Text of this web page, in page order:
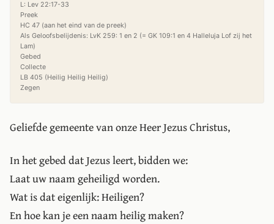
L: Lev 22:17-33
Preek
HC 47 (aan het eind van de preek)
Als Geloofsbelijdenis: LvK 259: 1 en 2 (= GK 109:1 en 4 Halleluja Lof zij het
Lam)
Gebed
Collecte
LB 405 (Heilig Heilig Heilig)
Zegen
Geliefde gemeente van onze Heer Jezus Christus,
In het gebed dat Jezus leert, bidden we:
Laat uw naam geheiligd worden.
Wat is dat eigenlijk: Heiligen?
En hoe kan je een naam heilig maken?